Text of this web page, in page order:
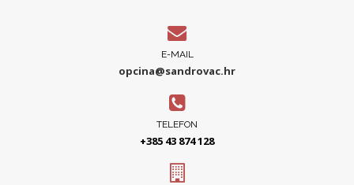
E-MAIL
opcina@sandrovac.hr
TELEFON
+385 43 874 128